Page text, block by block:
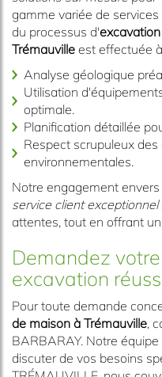
gamme variée de
du processus d'
Trémauville est effectuée
Analyse géologique
Utilisation
optimale.
Planification détaillée
Respect scrupuleux
environnementales.
Notre engagement
service client exceptionnel
attentes, tout en offrant
Demandez
excavation
Pour toute demande
de maison à Trémauville,
BARBARAY. Notre
discuter de vos besoins